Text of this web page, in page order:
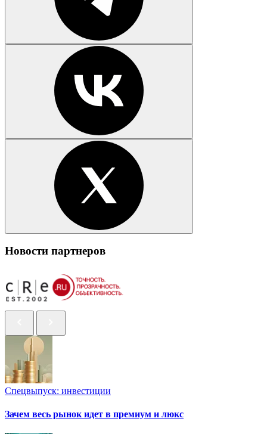
Новости партнеров
Спецвыпуск: инвестиции
Зачем весь рынок идет в премиум и люкс